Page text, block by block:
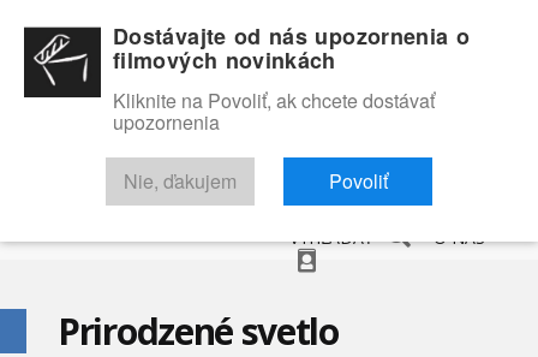
RECENZIE TRAILERY FILMOVÁ DATABÁZA
VYHĽADAŤ O NÁS
Prirodzené svetlo
Dostávajte od nás upozornenia o
filmových novinkách
Kliknite na Povoliť, ak chcete dostávať
upozornenia
Nie, ďakujem Povoliť